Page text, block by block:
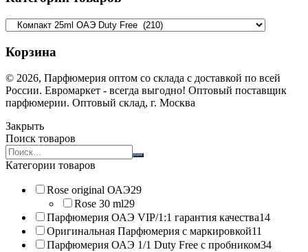
Корзина
© 2026, Парфюмерия оптом со склада с доставкой по всей
России. Евромаркет - всегда выгодно! Оптовый поставщик
парфюмерии. Оптовый склад, г. Москва
Закрыть
Поиск товаров
Search
products:
Категории товаров
Rose original ОАЭ29
Rose 30 ml29
Парфюмерия ОАЭ VIP/1:1 гарантия качества14
Оригинальная Парфюмерия с маркировкой11
Парфюмерия ОАЭ 1/1 Duty Free с пробником34